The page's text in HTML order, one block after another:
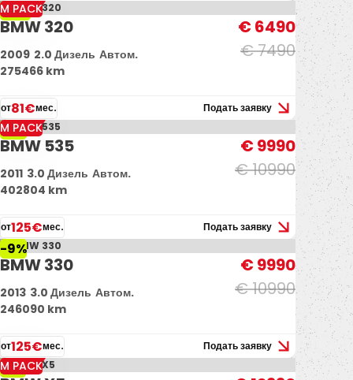
-13%
M PACK
BMW 320
€ 7490
€ 6490
2009 2.0 Дизель Автом.
275466 km
от81€мес. Подать заявку
-9%
M PACK
BMW 535
€ 10990
€ 9990
2011 3.0 Дизель Автом.
402804 km
от125€мес. Подать заявку
-9%
BMW 330
€ 10990
€ 9990
2013 3.0 Дизель Автом.
246090 km
от125€мес. Подать заявку
-7%
M PACK